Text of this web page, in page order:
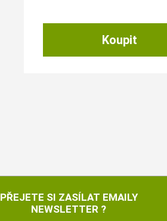
PŘEJETE SI ZASÍLAT EMAILY
NEWSLETTER ?